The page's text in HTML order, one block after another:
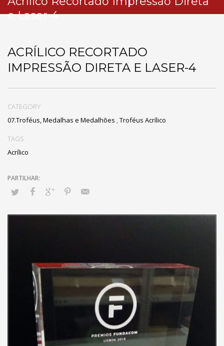
e Laser-4
ACRÍLICO RECORTADO
IMPRESSÃO DIRETA E LASER-4
CATEGORY
07.Troféus, Medalhas e Medalhões ,Troféus Acrílico
TAGS
Acrílico